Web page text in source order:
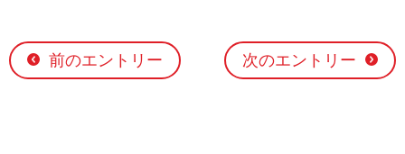
す
す
る
前のエントリー 次のエントリー